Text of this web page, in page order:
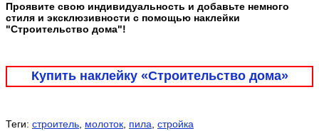
Проявите свою индивидуальность и добавьте немного
стиля и эксклюзивности с помощью наклейки
"Строительство дома"!
Купить наклейку «Строительство дома»
Теги: строитель, молоток, пила, стройка